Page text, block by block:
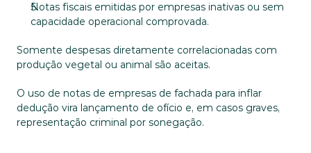
Notas fiscais emitidas por empresas inativas ou sem
capacidade operacional comprovada.
Somente despesas diretamente correlacionadas com
produção vegetal ou animal são aceitas.
O uso de notas de empresas de fachada para inflar
dedução vira lançamento de ofício e, em casos graves,
representação criminal por sonegação.